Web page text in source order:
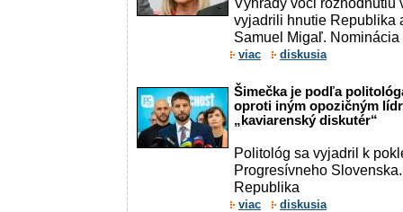
vyjadrili hnutie Republika
Samuel Migaľ. Nominácia
viac diskusia
Šimečka je podľa
oproti iným opozičným
„kaviarenský diskutér“
Politológ sa vyjadril k
Progresívneho
Republika
viac diskusia